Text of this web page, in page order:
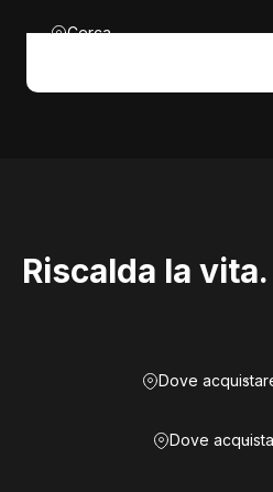
Cerca
Riscalda la vita.
Dove
Dove